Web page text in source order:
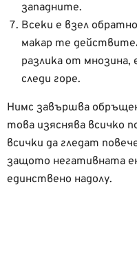
западните.
Всеки е взел
макар те
разлика от мнозина,
следи горе.
Нимс завършва
това изяснява всичко
всички да гледат
защото негативната
единствено надолу.